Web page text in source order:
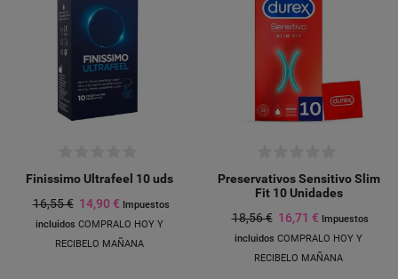
Finissimo Ultrafeel 10 uds
16,55 € 14,90 € Impuestos
incluidos COMPRALO HOY Y
RECIBELO MAÑANA
Preservativos Sensitivo Slim
Fit 10 Unidades
18,56 € 16,71 € Impuestos
incluidos COMPRALO HOY Y
RECIBELO MAÑANA